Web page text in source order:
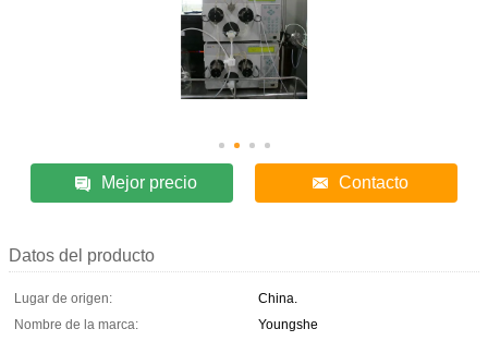
Mejor precio Contacto
Datos del producto
Lugar de origen:
China.
Nombre de la marca:
Youngshe